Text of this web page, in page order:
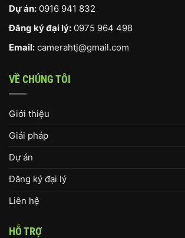
Dự án: 0916 941 832
Đăng ký đại lý: 0975 964 498
Email: camerahtj@gmail.com
VỀ CHÚNG TÔI
Giới thiệu
Giải pháp
Dự án
Đăng ký đại lý
Liên hệ
HỖ TRỢ